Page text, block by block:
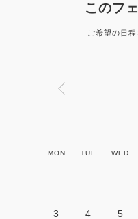
このフ
ご希望の日
MON TUE WED
3 4 5